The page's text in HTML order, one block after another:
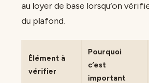
au loyer de base lorsqu’on
du plafond.
Élément à
vérifier
Pourquoi
c’est
important